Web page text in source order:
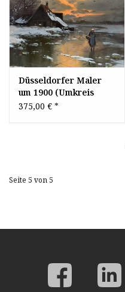
Düsseldorfer Maler
um 1900 (Umkreis
Johann Jungbluth) » Öl-
Malerschule
375,00 € *
Seite 5 von 5